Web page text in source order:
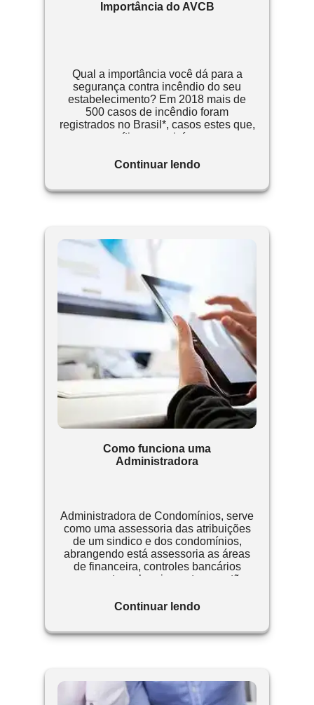
Importância do AVCB
Qual a importância você dá para a
segurança contra incêndio do seu
estabelecimento? Em 2018 mais de
500 casos de incêndio foram
registrados no Brasil*, casos estes que,
geraram vítimas, prejuízos para as
contra os estabelecimentos, locatários e
Continuar lendo
Como funciona uma
Administradora
Administradora de Condomínios, serve
como uma assessoria das atribuições
de um sindico e dos condomínios,
abrangendo está assessoria as áreas
de financeira, controles bancários
pagamentos, planejamento e gestão.
Continuar lendo